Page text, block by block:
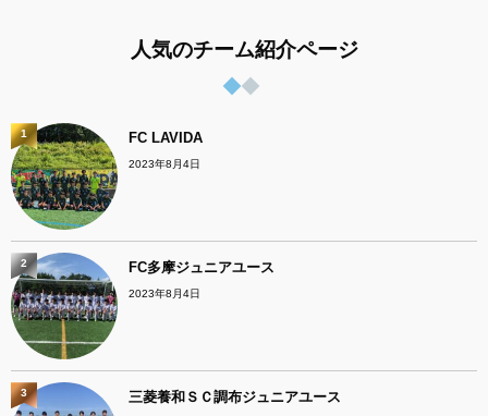
人気のチーム紹介ページ
FC LAVIDA
2023年8月4日
1
FC多摩ジュニアユース
2023年8月4日
2
三菱養和ＳＣ調布ジュニアユース
3